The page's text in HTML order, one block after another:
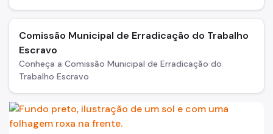
Comissão Municipal de Erradicação do Trabalho
Escravo
Conheça a Comissão Municipal de Erradicação do
Trabalho Escravo